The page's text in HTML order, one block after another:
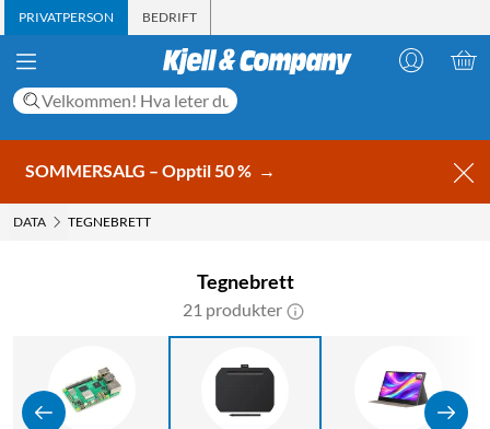
PRIVATPERSON BEDRIFT
SOMMERSALG – Opptil 50 % →
DATA TEGNEBRETT
Tegnebrett
21 produkter